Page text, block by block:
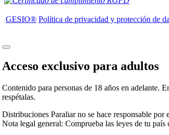
GESIO® Política de privacidad y protección de
Acceso exclusivo para adultos
Contenido para personas de 18 años en adelante.
respétalas.
Distribuciones Paraliar no se hace responsable
Nota legal general: Comprueba las leyes de tu